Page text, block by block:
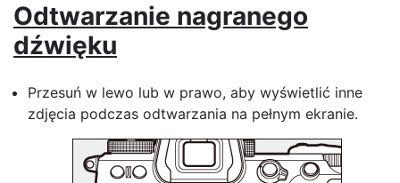
Odtwarzanie nagranego
dźwięku
Przesuń w lewo lub w prawo, aby wyświetlić inne
zdjęcia podczas odtwarzania na pełnym ekranie.